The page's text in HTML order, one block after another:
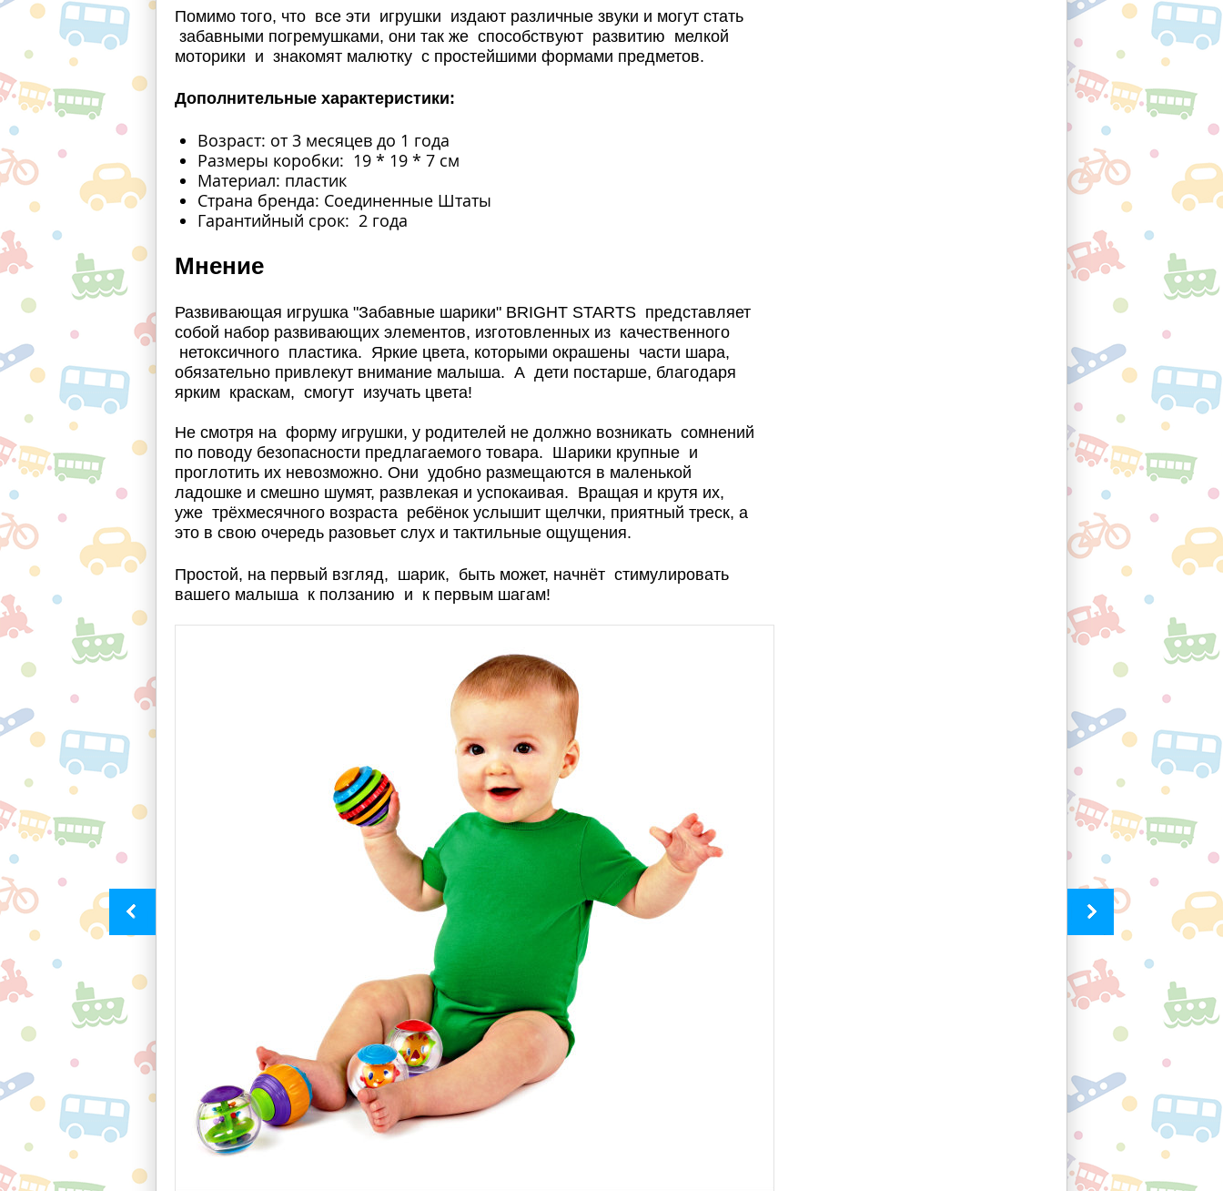
Помимо того, что все эти игрушки издают различные звуки и могут стать
забавными погремушками, они так же способствуют развитию мелкой
моторики и знакомят малютку с простейшими формами предметов.
Дополнительные характеристики:
Возраст: от 3 месяцев до 1 года
Размеры коробки: 19 * 19 * 7 см
Материал: пластик
Страна бренда: Соединенные Штаты
Гарантийный срок: 2 года
Мнение
Развивающая игрушка "Забавные шарики" BRIGHT STARTS представляет
собой набор развивающих элементов, изготовленных из качественного
нетоксичного пластика. Яркие цвета, которыми окрашены части шара,
обязательно привлекут внимание малыша. А дети постарше, благодаря
ярким краскам, смогут изучать цвета!
Не смотря на форму игрушки, у родителей не должно возникать сомнений
по поводу безопасности предлагаемого товара. Шарики крупные и
проглотить их невозможно. Они удобно размещаются в маленькой
ладошке и смешно шумят, развлекая и успокаивая. Вращая и крутя их,
уже трёхмесячного возраста ребёнок услышит щелчки, приятный треск, а
это в свою очередь разовьет слух и тактильные ощущения.
Простой, на первый взгляд, шарик, быть может, начнёт стимулировать
вашего малыша к ползанию и к первым шагам!